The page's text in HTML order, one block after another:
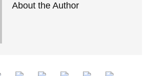
About the Author